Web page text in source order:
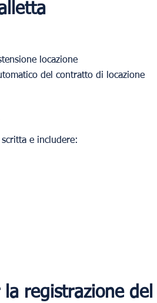
locazione
del contratto di locazione
e includere:
registrazione